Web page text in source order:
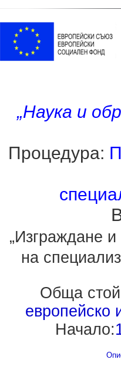
„Наука и
Процедура:
„Изграждане
на
Обща
европейско
Начало: